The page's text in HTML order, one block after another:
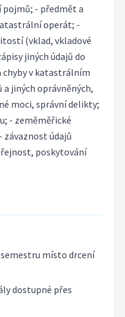
- předmět a
operát; -
(vklad, vkladové
jiných údajů do
v katastrálním
jiných oprávněných,
moci, správní delikty;
- zeměměřické
údajů
poskytování
místo drcení
dostupné přes